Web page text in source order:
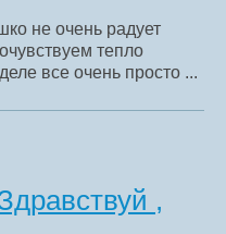
не очень радует
тепло
все очень просто ...
,